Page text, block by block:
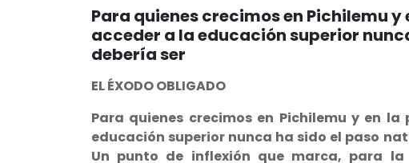
Para quienes crecimos en Pichilemu
acceder a la educación superior
debería ser
EL ÉXODO OBLIGADO
Para quienes crecimos en Pichilemu y en
educación superior nunca ha sido el paso
Un punto de inflexión que marca, para